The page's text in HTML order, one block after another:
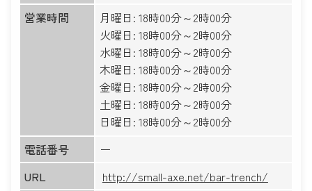
営業時間
月曜日: 18時00分～2時00分
火曜日: 18時00分～2時00分
水曜日: 18時00分～2時00分
木曜日: 18時00分～2時00分
金曜日: 18時00分～2時00分
土曜日: 18時00分～2時00分
日曜日: 18時00分～2時00分
電話番号
ー
URL
http://small-axe.net/bar-trench/